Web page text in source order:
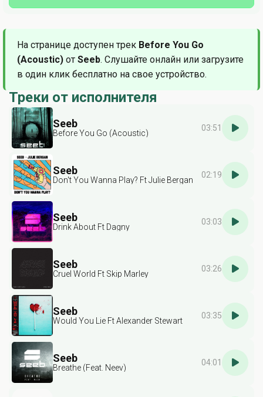
На странице доступен трек Before You Go
(Acoustic) от Seeb. Слушайте онлайн или загрузите
в один клик бесплатно на свое устройство.
Треки от исполнителя
Seeb
Before You Go (Acoustic)
03:51
Seeb
Don't You Wanna Play? Ft Julie Bergan
02:19
Seeb
Drink About Ft Dagny
03:03
Seeb
Cruel World Ft Skip Marley
03:26
Seeb
Would You Lie Ft Alexander Stewart
03:35
Seeb
Breathe (Feat. Neev)
04:01